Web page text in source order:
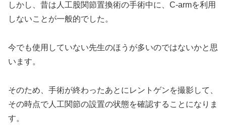
しかし、昔は人工股関節置換術の手術中に、C-armを利用
しないことが一般的でした。
今でも使用していない先生のほうが多いのではないかと思
います。
そのため、手術が終わったあとにレントゲンを撮影して、
その時点で人工関節の設置の状態を確認することになりま
す。